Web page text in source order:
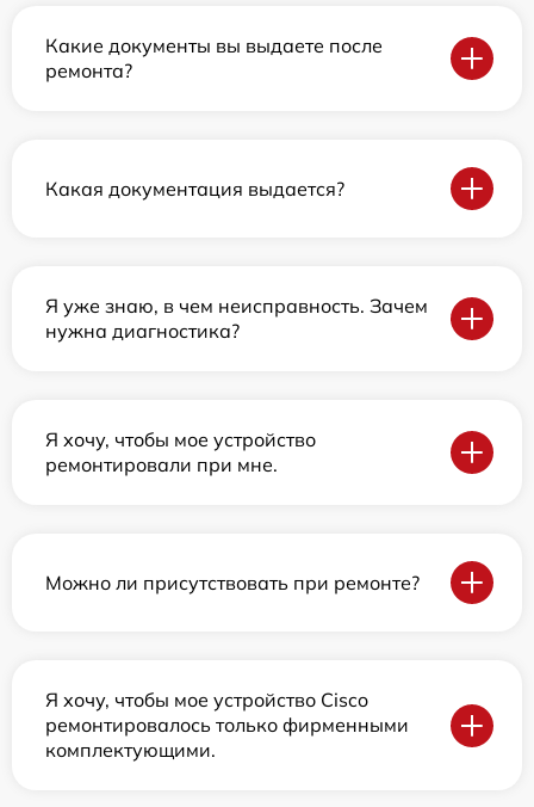
Какие документы вы выдаете после
ремонта?
Какая документация выдается?
Я уже знаю, в чем неисправность. Зачем
нужна диагностика?
Я хочу, чтобы мое устройство
ремонтировали при мне.
Можно ли присутствовать при ремонте?
Я хочу, чтобы мое устройство Cisco
ремонтировалось только фирменными
комплектующими.